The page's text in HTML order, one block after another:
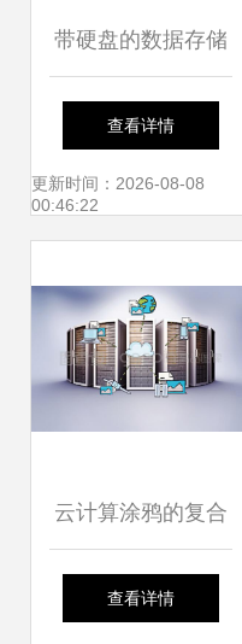
带硬盘的数据存储
架 高效构建数据库
服务的基石与策略
查看详情
更新时间：2026-08-08
00:46:22
云计算涂鸦的复合
图像数据库服务 艺
查看详情